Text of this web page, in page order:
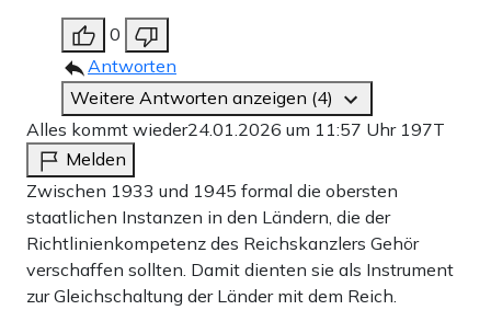
0
Antworten
Weitere Antworten anzeigen (4)
Alles kommt wieder24.01.2026 um 11:57 Uhr 197T
Melden
Zwischen 1933 und 1945 formal die obersten
staatlichen Instanzen in den Ländern, die der
Richtlinienkompetenz des Reichskanzlers Gehör
verschaffen sollten. Damit dienten sie als Instrument
zur Gleichschaltung der Länder mit dem Reich.